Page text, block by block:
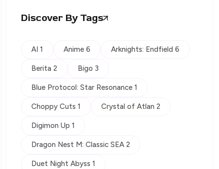
Discover By Tags
AI 1 Anime 6 Arknights: Endfield 6
Berita 2 Bigo 3
Blue Protocol: Star Resonance 1
Choppy Cuts 1 Crystal of Atlan 2
Digimon Up 1
Dragon Nest M: Classic SEA 2
Duet Night Abyss 1